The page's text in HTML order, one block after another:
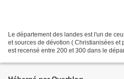
Le département des landes est l'un de
et sources de dévotion ( Christianisées et
est recensé entre 200 et 300 dans le